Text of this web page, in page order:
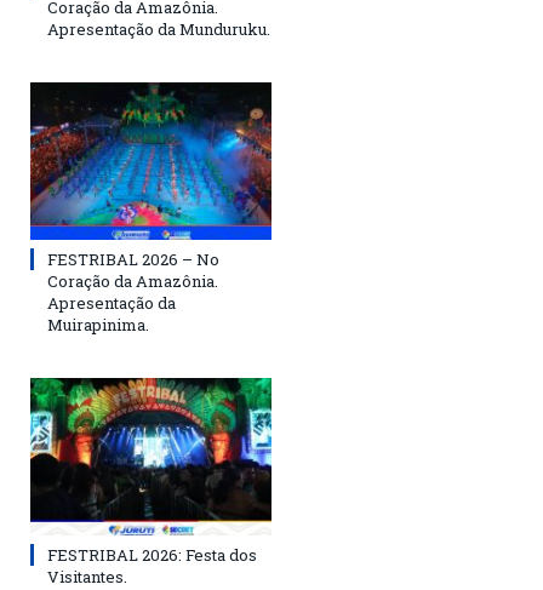
Coração da Amazônia.
Apresentação da Munduruku.
FESTRIBAL 2026 – No
Coração da Amazônia.
Apresentação da
Muirapinima.
FESTRIBAL 2026: Festa dos
Visitantes.